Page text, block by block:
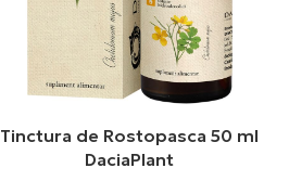
Tinctura de Rostopasca 50 ml
DaciaPlant